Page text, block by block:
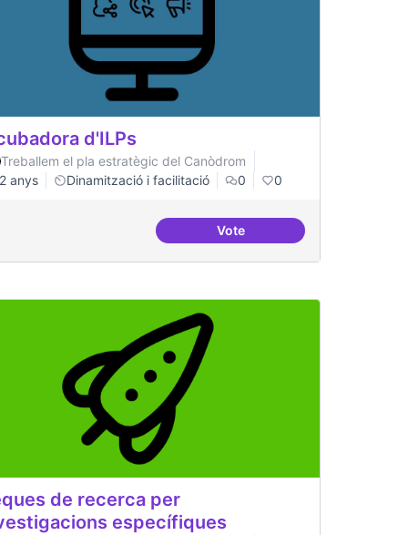
d'ILPs
Treballem el pla estratègic del Canòdrom
2 anys
Dinamització i facilitació 0 0
VoteIncubadora d'ILPs
de recerca per
específiques